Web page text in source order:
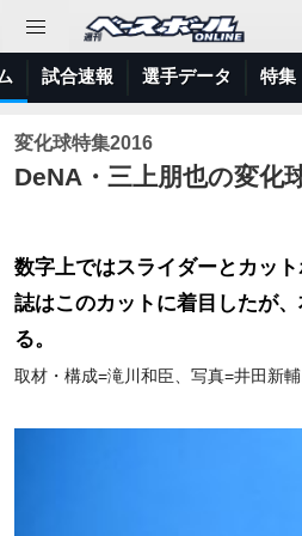
試合速報 選手データ 特集
変化球特集2016
DeNA・三上朋也の変化
数字上ではスライダーとカッ
誌はこのカットに着目したが
る。
取材・構成=滝川和臣、写真=井田新